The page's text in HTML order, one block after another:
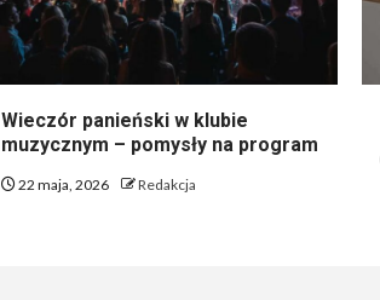
Wieczór panieński w klubie
muzycznym – pomysły na program
22 maja, 2026 Redakcja